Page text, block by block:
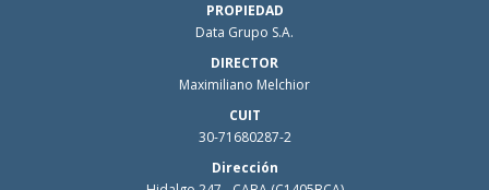
PROPIEDAD
Data Grupo S.A.
DIRECTOR
Maximiliano Melchior
CUIT
30-71680287-2
Dirección